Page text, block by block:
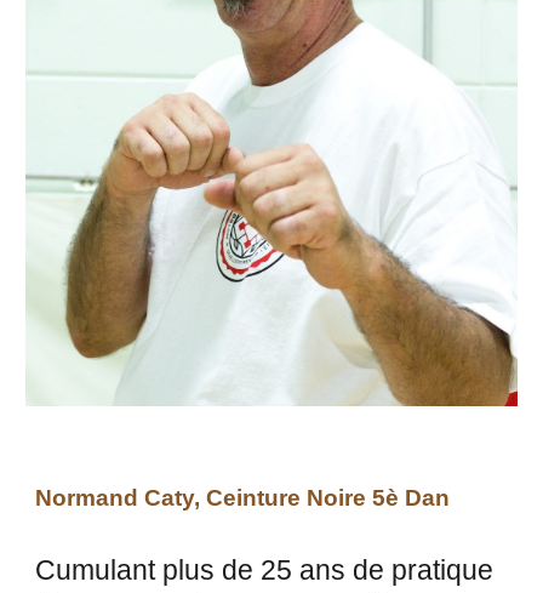
Normand Caty, Ceinture Noire 5è Dan
Cumulant plus de 25 ans de pratique